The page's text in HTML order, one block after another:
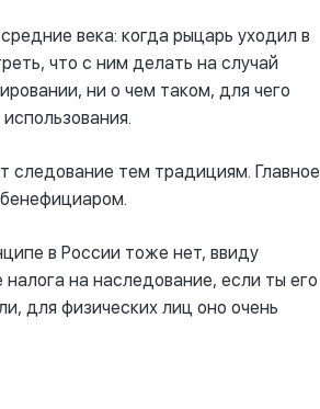
века: когда рыцарь уходил в
что с ним делать на случай
ни о чем таком, для чего
следование тем традициям. Главное
в России тоже нет, ввиду
на наследование, если ты его
для физических лиц оно очень